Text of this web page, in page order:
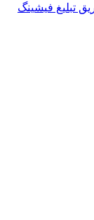
تبلیغ فیشینگ